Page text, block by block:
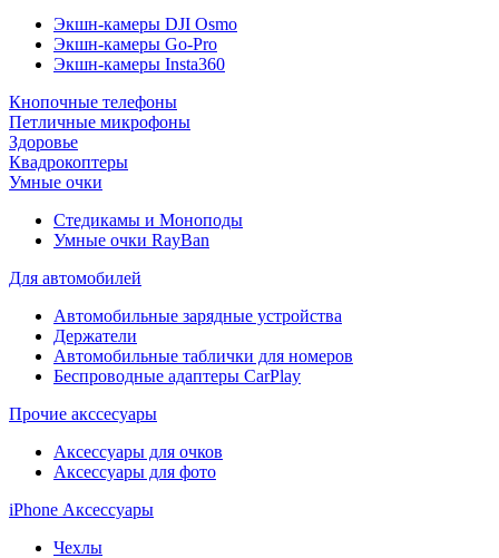
Экшн-камеры DJI Osmo
Экшн-камеры Go-Pro
Экшн-камеры Insta360
Кнопочные телефоны
Петличные микрофоны
Здоровье
Квадрокоптеры
Умные очки
Стедикамы и Моноподы
Умные очки RayBan
Для автомобилей
Автомобильные зарядные устройства
Держатели
Автомобильные таблички для номеров
Беспроводные адаптеры CarPlay
Прочие акссесуары
Аксессуары для очков
Аксессуары для фото
iPhone Аксессуары
Чехлы